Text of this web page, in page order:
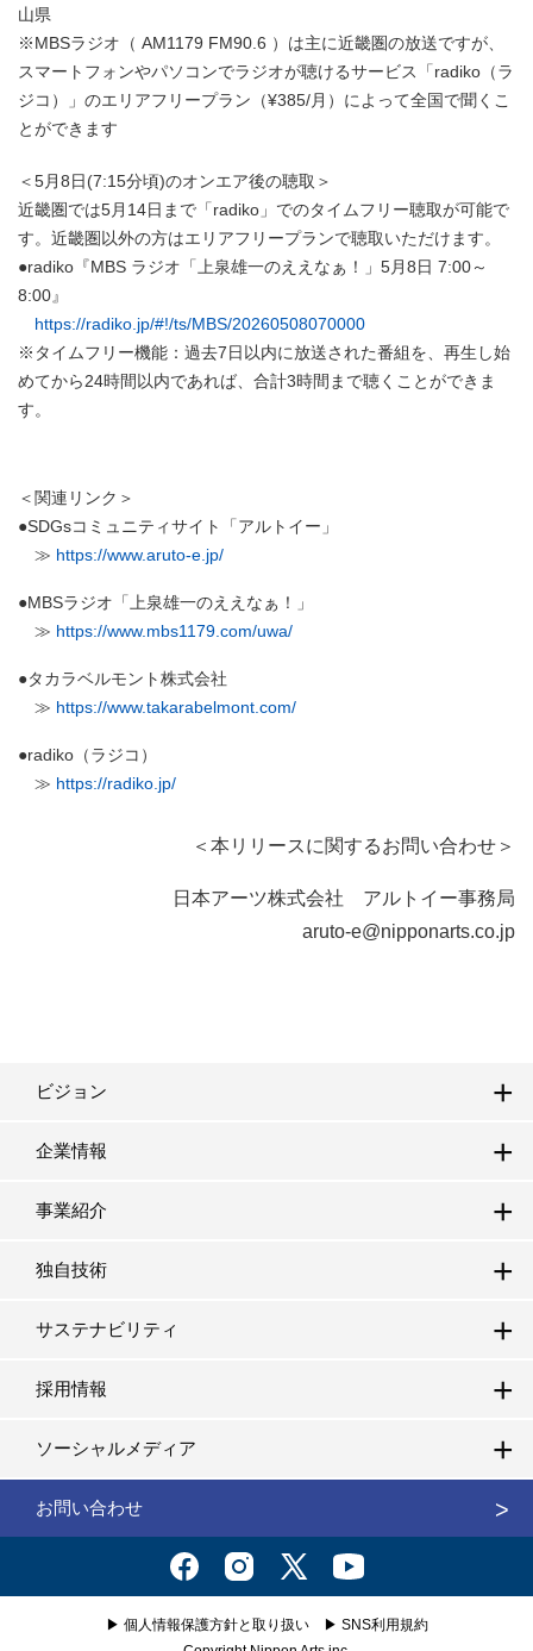
山県
※MBSラジオ（ AM1179 FM90.6 ）は主に近畿圏の放送ですが、
スマートフォンやパソコンでラジオが聴けるサービス「radiko（ラ
ジコ）」のエリアフリープラン（¥385/月）によって全国で聞くこ
とができます
＜5月8日(7:15分頃)のオンエア後の聴取＞
近畿圏では5月14日まで「radiko」でのタイムフリー聴取が可能で
す。近畿圏以外の方はエリアフリープランで聴取いただけます。
●radiko『MBS ラジオ「上泉雄一のええなぁ！」5月8日 7:00～
8:00』
https://radiko.jp/#!/ts/MBS/20260508070000
※タイムフリー機能：過去7日以内に放送された番組を、再生し始
めてから24時間以内であれば、合計3時間まで聴くことができま
す。
＜関連リンク＞
●SDGsコミュニティサイト「アルトイー」
≫ https://www.aruto-e.jp/
●MBSラジオ「上泉雄一のええなぁ！」
≫ https://www.mbs1179.com/uwa/
●タカラベルモント株式会社
≫ https://www.takarabelmont.com/
●radiko（ラジコ）
≫ https://radiko.jp/
＜本リリースに関するお問い合わせ＞
日本アーツ株式会社 アルトイー事務局
aruto-e@nipponarts.co.jp
ビジョン
企業情報
事業紹介
独自技術
サステナビリティ
採用情報
ソーシャルメディア
お問い合わせ
▶ 個人情報保護方針と取り扱い▶ SNS利用規約